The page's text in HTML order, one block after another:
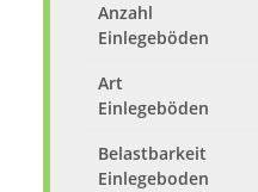
Anzahl
Einlegeböden
Art
Einlegeböden
Belastbarkeit
Einlegeboden